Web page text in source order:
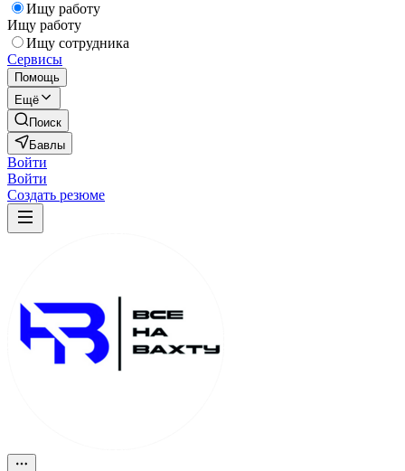
Ищу работу
Ищу работу
Ищу сотрудника
Сервисы
Помощь
Ещё
Поиск
Бавлы
Войти
Войти
Создать резюме